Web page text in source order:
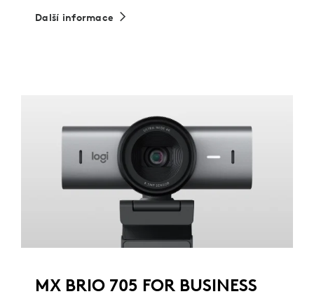
Další informace
MX BRIO 705 FOR BUSINESS